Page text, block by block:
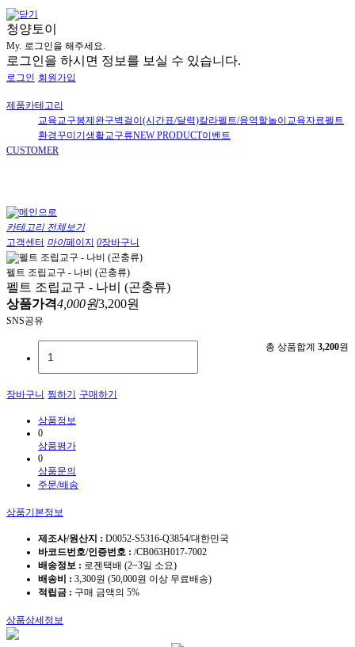
청양토이
My. 로그인을 해주세요.
로그인을 하시면 정보를 보실 수 있습니다.
로그인 회원가입
제품카테고리
교육교구봉제완구벽걸이(시간표/달력)칼라펠트/융역할놀이 교육자료펠트
환경꾸미기 생활교구류NEW PRODUCT이벤트
CUSTOMER
카테고리 전체보기
고객센터 마이페이지 0장바구니
펠트 조립교구 - 나비 (곤충류)
펠트 조립교구 - 나비 (곤충류)
상품가격4,000원3,200원
SNS공유
총 상품합계 3,200원
장바구니 찜하기 구매하기
상품정보
0
상품평가
0
상품문의
주문/배송
상품기본정보
제조사/원산지 : D0052-S5316-Q3854/대한민국
바코드번호/인증번호 : /CB063H017-7002
배송정보 : 로젠택배 (2~3일 소요)
배송비 : 3,300원 (50,000원 이상 무료배송)
적립금 : 구매 금액의 5%
상품상세정보